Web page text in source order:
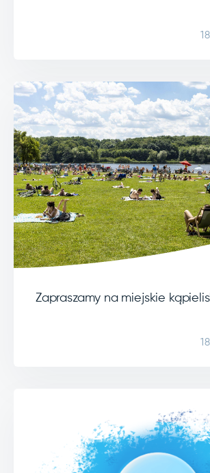
Zapraszamy na miejskie